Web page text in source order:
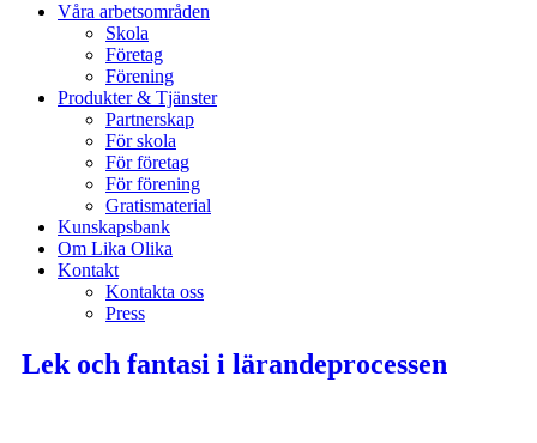
Våra arbetsområden
Skola
Företag
Förening
Produkter & Tjänster
Partnerskap
För skola
För företag
För förening
Gratismaterial
Kunskapsbank
Om Lika Olika
Kontakt
Kontakta oss
Press
Lek och fantasi i lärandeprocessen